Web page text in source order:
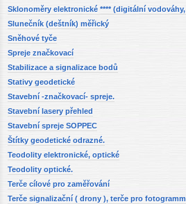
Sklonoměry elektronické **** (digitální
Slunečník (deštník) měřický
Sněhové tyče
Spreje značkovací
Stabilizace a signalizace bodů
Stativy geodetické
Stavební -značkovací- spreje.
Stavební lasery přehled
Stavební spreje SOPPEC
Štítky geodetické odrazné.
Teodolity elektronické, optické
Teodolity optické.
Terče cílové pro zaměřování
Terče signalizační ( drony ), terče pro